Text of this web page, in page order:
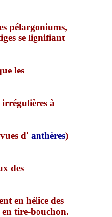
pélargoniums,
se lignifiant
les
à
d' anthères)
des
en hélice des
en tire-bouchon.